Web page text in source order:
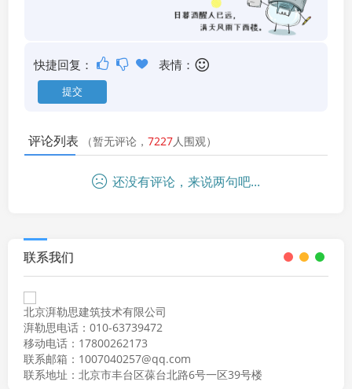
快捷回复： 表情：
评论列表 （暂无评论， 7227人围观）
还没有评论，来说两句吧...
联系我们
北京湃勒思建筑技术有限公司
湃勒思电话：010-63739472
移动电话：17800262173
联系邮箱：1007040257@qq.com
联系地址：北京市丰台区葆台北路6号一区39号楼